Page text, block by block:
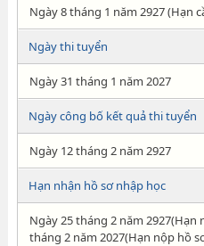
Ngày 8 tháng 1 năm 2927 (Hạn
Ngày thi tuyển
Ngày 31 tháng 1 năm 2027
Ngày công bố kết quả thi tuyển
Ngày 12 tháng 2 năm 2927
Hạn nhận hồ sơ nhập học
Ngày 25 tháng 2 năm
tháng 2 năm 2027(Hạn nộp hồ